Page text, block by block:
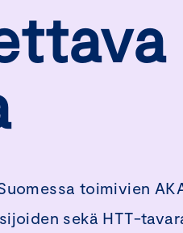
toimivien
sekä HTT-